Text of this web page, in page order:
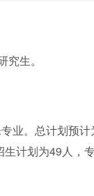
生。
业。总计划预
计划为49人，